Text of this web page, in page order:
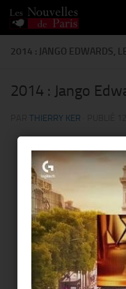
Skip to content
2014 : JANGO EDWARDS,
2014 : Jango
THIERRY KER